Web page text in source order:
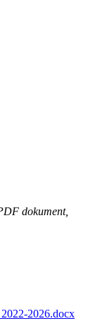
dokument,
2026.docx